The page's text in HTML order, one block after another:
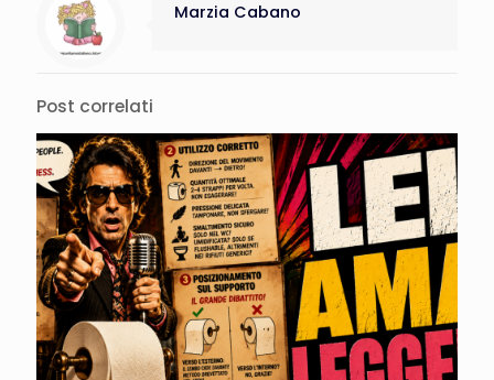
Marzia Cabano
Post correlati